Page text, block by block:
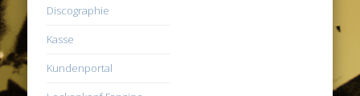
Discographie
Kasse
Kundenportal